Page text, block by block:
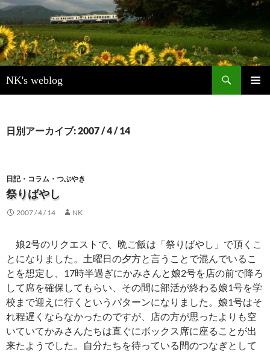
NK's weblog
索
ン
キ
ッ
プ
日別アーカイブ: 2007 / 4 / 14
日記・コラム・つぶやき
祭りばやし
2007 / 4 / 14 NK
娘2号のリクエストで、晩ご飯は「祭りばやし」で頂くこ
とになりました。土曜日の夕方と言うことで混んでいるこ
とを想定し、17時半過ぎにかみさんと娘2号を店の前で降ろ
して席を確保してもらい、その間に部活が終わる娘1号を学
校まで迎えに行くというパターンになりました。娘1号はそ
れ程遅くならなかったのですが、店の方が思ったよりも空
いていてかみさんたちは直ぐにボックス席に座ることが出
来たようでした。自分たちを待っている間のつなぎとして